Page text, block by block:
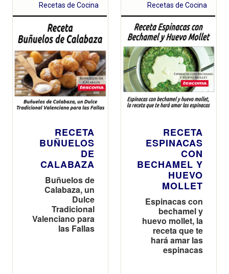
Recetas de Cocina
RECETA
BUÑUELOS
DE
CALABAZA
Buñuelos de
Calabaza, un
Dulce
Tradicional
Valenciano para
las Fallas
Recetas de Cocina
RECETA
ESPINACAS
CON
BECHAMEL Y
HUEVO
MOLLET
Espinacas con
bechamel y
huevo mollet, la
receta que te
hará amar las
espinacas